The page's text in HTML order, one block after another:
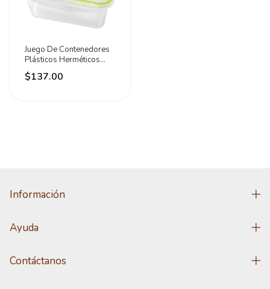
Juego De Contenedores
Plásticos Herméticos
3pz Lion Tools Verde
Lima
$137.00
Información
Ayuda
Contáctanos